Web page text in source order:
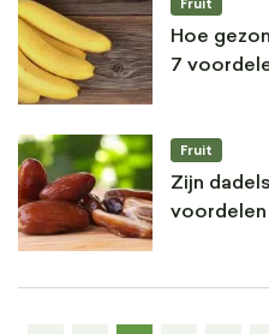
Hoe
7
Fruit
Zijn
voordelen